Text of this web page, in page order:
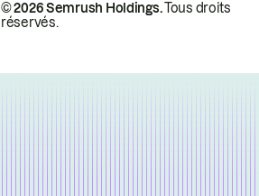
© 2026 Semrush Holdings.Tous droits
réservés.